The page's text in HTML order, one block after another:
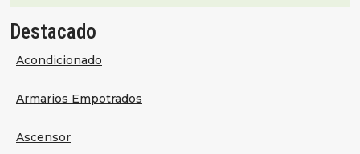
Destacado
Acondicionado
Armarios Empotrados
Ascensor